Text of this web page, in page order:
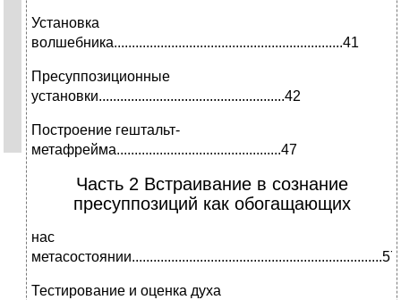
Установка
волшебника................................................................41
Пресуппозиционные
установки....................................................42
Построение гештальт-
метафрейма..............................................47
Часть 2 Встраивание в сознание
пресуппозиций как обогащающих
нас
метасостоянии......................................................................57
Тестирование и оценка духа